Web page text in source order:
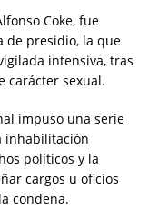
Coke, fue
de presidio, la que
intensiva, tras
carácter sexual.
impuso una serie
inhabilitación
políticos y la
cargos u oficios
condena.